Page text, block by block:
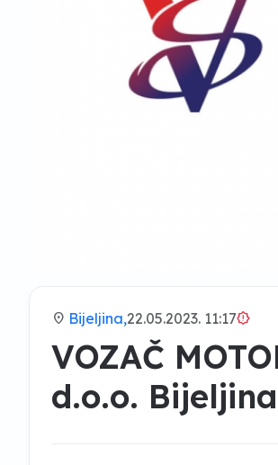
location_on Bijeljina,22.05.2023. 11:17brightness_alert
VOZAČ
d.o.o. Bijeljina